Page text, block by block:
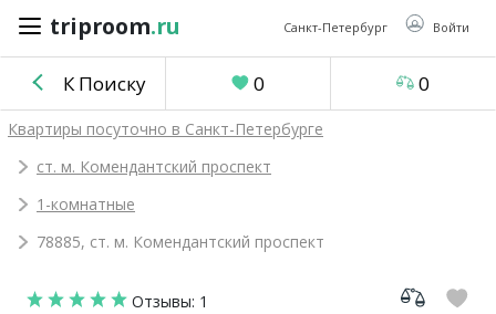
triproom.ru Санкт-Петербург Войти
triproom .ru
Российский
Войти / Зарегистрироваться
объявление
К Поиску 0 0
Квартиры посуточно в Санкт-Петербурге
ст. м. Комендантский проспект
1-комнатные
78885, ст. м. Комендантский проспект
Отзывы: 1